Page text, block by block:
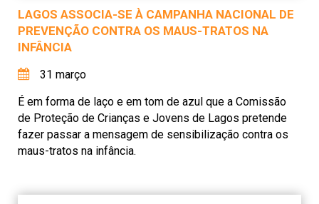
LAGOS ASSOCIA-SE À CAMPANHA NACIONAL DE
PREVENÇÃO CONTRA OS MAUS-TRATOS NA
INFÂNCIA
31 março
É em forma de laço e em tom de azul que a Comissão
de Proteção de Crianças e Jovens de Lagos pretende
fazer passar a mensagem de sensibilização contra os
maus-tratos na infância.